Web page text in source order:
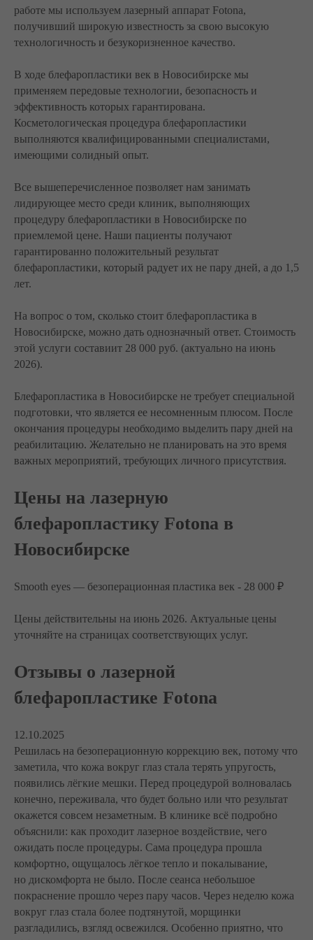
работе мы используем лазерный аппарат Fotona,
получивший широкую известность за свою высокую
технологичность и безукоризненное качество.
В ходе блефаропластики век в Новосибирске мы
применяем передовые технологии, безопасность и
эффективность которых гарантирована.
Косметологическая процедура блефаропластики
выполняются квалифицированными специалистами,
имеющими солидный опыт.
Все вышеперечисленное позволяет нам занимать
лидирующее место среди клиник, выполняющих
процедуру блефаропластики в Новосибирске по
приемлемой цене. Наши пациенты получают
гарантированно положительный результат
блефаропластики, который радует их не пару дней, а до 1,5
лет.
На вопрос о том, сколько стоит блефаропластика в
Новосибирске, можно дать однозначный ответ. Стоимость
этой услуги составиит 28 000 руб. (актуально на июнь
2026).
Блефаропластика в Новосибирске не требует специальной
подготовки, что является ее несомненным плюсом. После
окончания процедуры необходимо выделить пару дней на
реабилитацию. Желательно не планировать на это время
важных мероприятий, требующих личного присутствия.
Цены на лазерную
блефаропластику Fotona в
Новосибирске
Smooth eyes — безоперационная пластика век - 28 000 ₽
Цены действительны на июнь 2026. Актуальные цены
уточняйте на страницах соответствующих услуг.
Отзывы о лазерной
блефаропластике Fotona
12.10.2025
Решилась на безоперационную коррекцию век, потому что
заметила, что кожа вокруг глаз стала терять упругость,
появились лёгкие мешки. Перед процедурой волновалась
конечно, переживала, что будет больно или что результат
окажется совсем незаметным. В клинике всё подробно
объяснили: как проходит лазерное воздействие, чего
ожидать после процедуры. Сама процедура прошла
комфортно, ощущалось лёгкое тепло и покалывание,
но дискомфорта не было. После сеанса небольшое
покраснение прошло через пару часов. Через неделю кожа
вокруг глаз стала более подтянутой, морщинки
разгладились, взгляд освежился. Особенно приятно, что